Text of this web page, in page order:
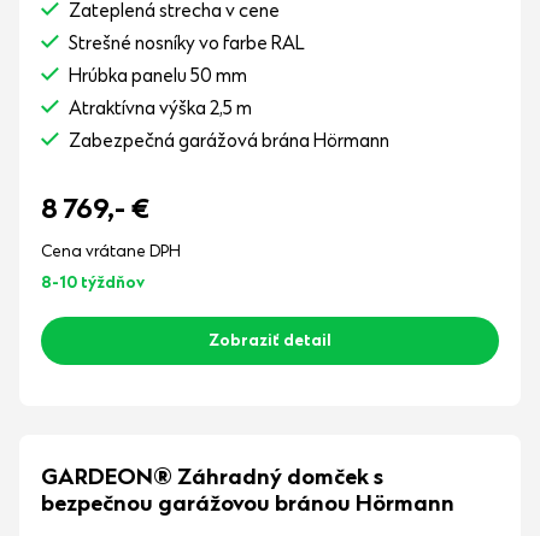
Zateplená strecha v cene
Strešné nosníky vo farbe RAL
Hrúbka panelu 50 mm
Atraktívna výška 2,5 m
Zabezpečná garážová brána Hörmann
8 769,- €
Cena vrátane DPH
8-10 týždňov
Zobraziť detail
GARDEON® Záhradný domček s
bezpečnou garážovou bránou Hörmann